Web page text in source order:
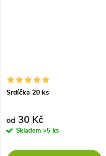
Srdíčka 20 ks
od 30 Kč
Skladem >5 ks